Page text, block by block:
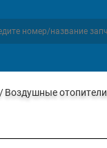
Воздушные отопители